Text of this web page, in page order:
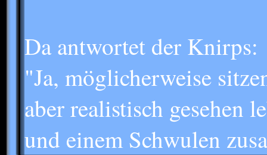
Da antwortet der Knirps:
"Ja, möglicherweise
aber realistisch gesehen
und einem Schwulen